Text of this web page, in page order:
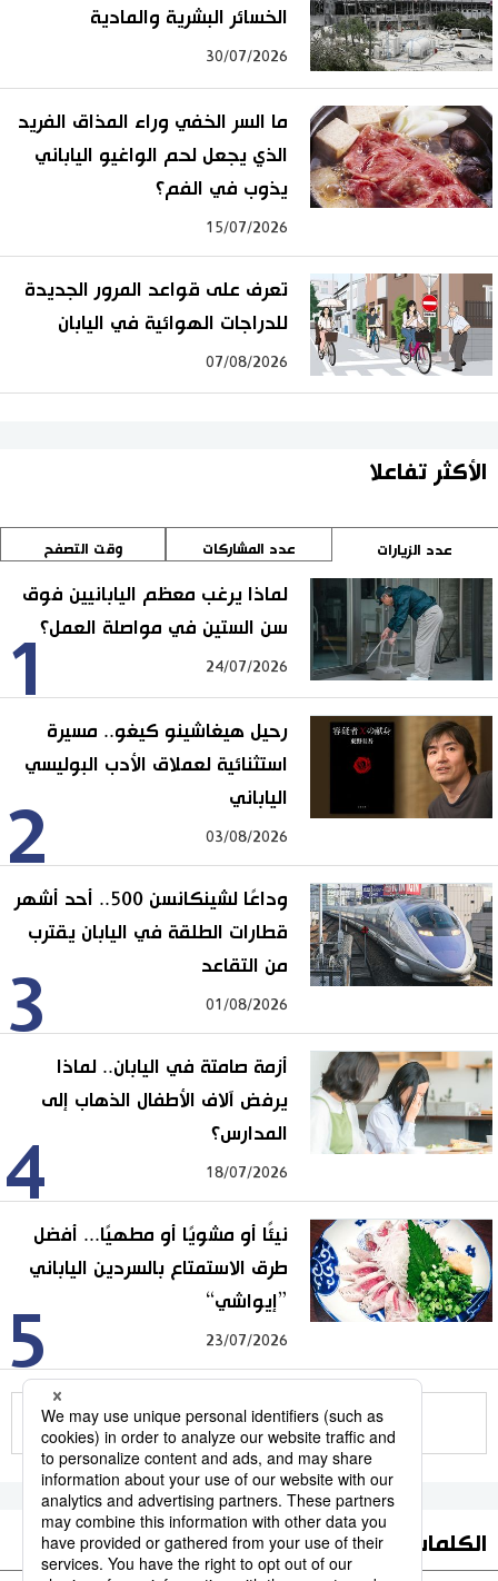
الخسائر البشرية والمادية
30/07/2026
ما السر الخفي وراء المذاق الفريد
الذي يجعل لحم الواغيو الياباني
يذوب في الفم؟
15/07/2026
تعرف على قواعد المرور الجديدة
للدراجات الهوائية في اليابان
07/08/2026
الأكثر تفاعلا
عدد الزيارات عدد المشاركات وقت التصفح
1
لماذا يرغب معظم اليابانيين فوق
سن الستين في مواصلة العمل؟
24/07/2026
2
رحيل هيغاشينو كيغو.. مسيرة
استثنائية لعملاق الأدب البوليسي
الياباني
03/08/2026
3
وداعًا لشينكانسن 500.. أحد أشهر
قطارات الطلقة في اليابان يقترب
من التقاعد
01/08/2026
4
أزمة صامتة في اليابان.. لماذا
يرفض آلاف الأطفال الذهاب إلى
المدارس؟
18/07/2026
5
نيئًا أو مشويًا أو مطهيًا... أفضل
طرق الاستمتاع بالسردين الياباني
”إيواشي“
23/07/2026
للمزيد
الكلمات الأكثر بحثا